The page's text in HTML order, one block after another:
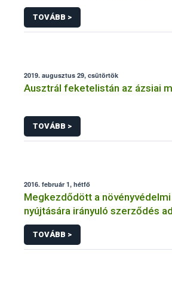
TOVÁBB >
2019. augusztus 29, csütörtök
Ausztrál feketelistán az ázsiai
TOVÁBB >
2016. február 1, hétfő
Megkezdődött a
nyújtására irányuló szerződés
feltöltése
TOVÁBB >